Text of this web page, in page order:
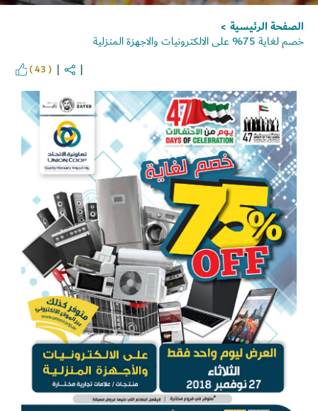
الصفحة الرئيسية >
خصم لغاية 75% على الالكترونيات والاجهزة المنزلية
( 43 )
Set Youtube Channel ID